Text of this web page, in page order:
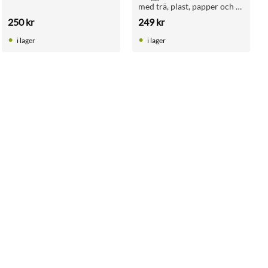
250kr
i lager
med trä, plast, papper och
upphängning. Storlek:
249kr
i lager